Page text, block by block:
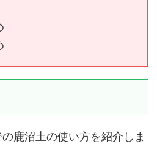
鹿沼土の使い方を紹介しま